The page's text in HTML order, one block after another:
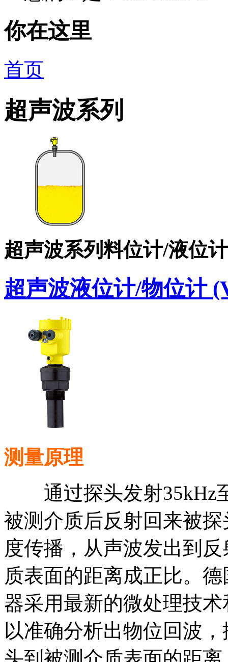
你在这里
首页
超声波系列
超声波系列料位计/液位
超声波液位计/物位计
测量原理
通过探头发射35kHz
被测介质后反射回来被
度传播，从声波发出到
质表面的距离成正比。
器采用最新的微处理技
以准确分析出物位回波